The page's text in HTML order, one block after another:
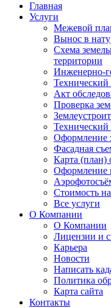
Главная
Услуги
Межевой
Вынос в
Схема
территории
Инженерно-
Технический
Акт
Проверка
Технический
Оформление
Фасадная
Карта (план)
Оформление
Стоимость
Все услуги
О Компании
О Компании
Лицензии и
Карьера
Новости
Написать
Политика
Карта сайта
Контакты